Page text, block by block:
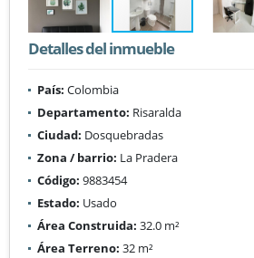
Detalles del inmueble
País: Colombia
Departamento: Risaralda
Ciudad: Dosquebradas
Zona / barrio: La Pradera
Código: 9883454
Estado: Usado
Área Construida: 32.0 m²
Área Terreno: 32 m²